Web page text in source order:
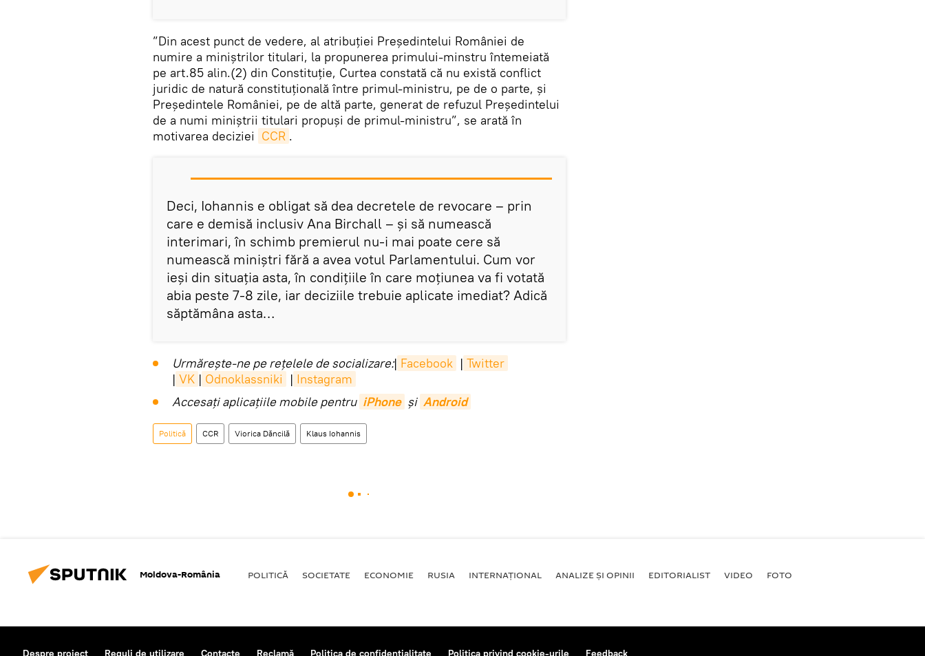
”Din acest punct de vedere, al atribuției Președintelui României de
numire a miniștrilor titulari, la propunerea primului-minstru întemeiată
pe art.85 alin.(2) din Constituție, Curtea constată că nu există conflict
juridic de natură constituțională între primul-ministru, pe de o parte, și
Președintele României, pe de altă parte, generat de refuzul Președintelui
de a numi miniștrii titulari propuși de primul-ministru”, se arată în
motivarea deciziei CCR .
Deci, Iohannis e obligat să dea decretele de revocare – prin
care e demisă inclusiv Ana Birchall – și să numească
interimari, în schimb premierul nu-i mai poate cere să
numească miniștri fără a avea votul Parlamentului. Cum vor
ieși din situația asta, în condițiile în care moțiunea va fi votată
abia peste 7-8 zile, iar deciziile trebuie aplicate imediat? Adică
săptămâna asta…
Urmărește-ne pe rețelele de socializare:| Facebook | Twitter
| VK | Odnoklassniki | Instagram
Accesaţi aplicaţiile mobile pentru iPhone și Android
Politică CCR Viorica Dăncilă Klaus Iohannis
Moldova-România POLITICĂ SOCIETATE ECONOMIE RUSIA INTERNAŢIONAL ANALIZE ȘI OPINII EDITORIALIST VIDEO FOTO
Despre proiect Reguli de utilizare Contacte Reclamă Politica de confidențialitate Politica privind cookie-urile Feedback